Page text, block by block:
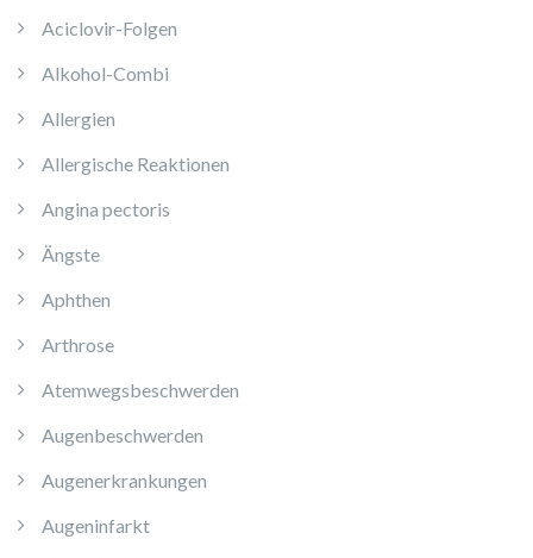
Aciclovir-Folgen
Alkohol-Combi
Allergien
Allergische Reaktionen
Angina pectoris
Ängste
Aphthen
Arthrose
Atemwegsbeschwerden
Augenbeschwerden
Augenerkrankungen
Augeninfarkt